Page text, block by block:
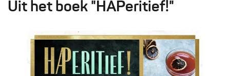
Uit het boek "HAPeritief!"